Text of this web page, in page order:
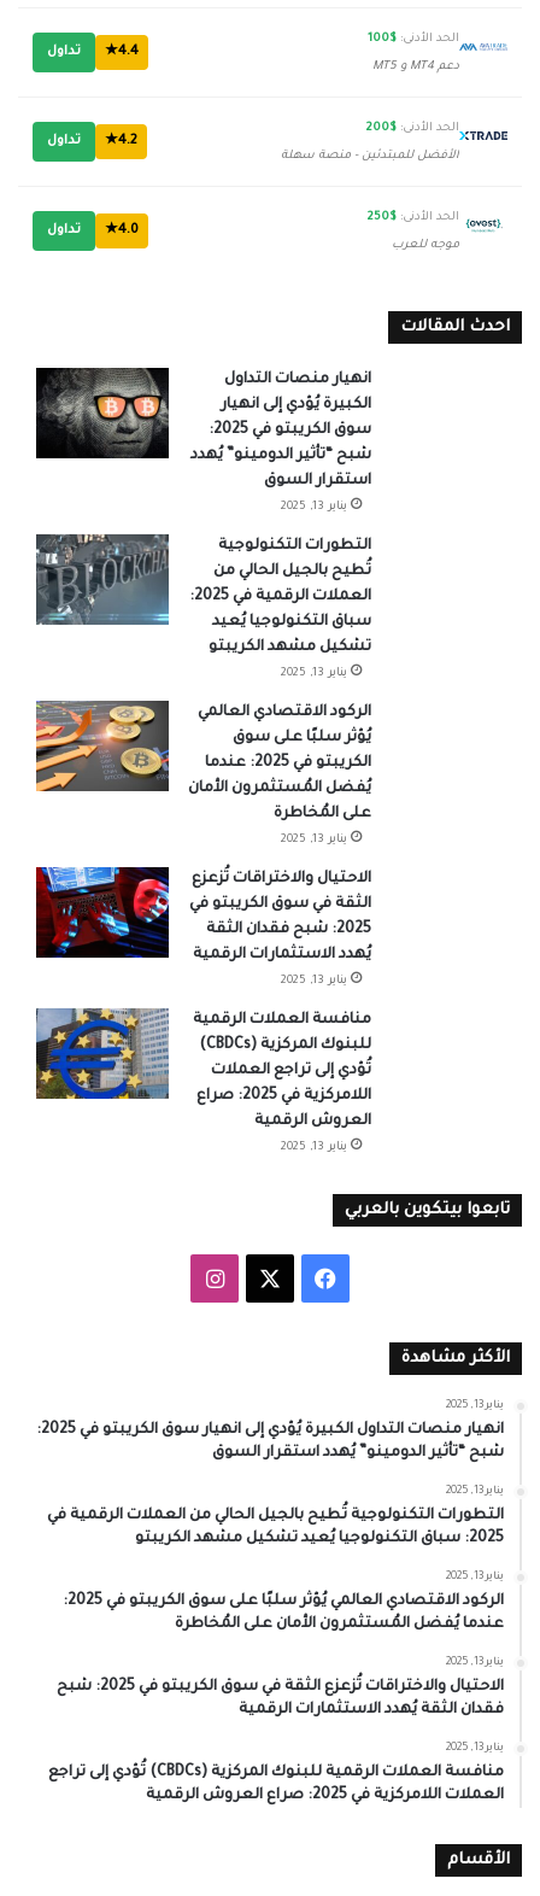
الحد الأدنى: $100
دعم MT4 و MT5
4.4★ تداول
الحد الأدنى: $200
الأفضل للمبتدئين - منصة سهلة
4.2★ تداول
الحد الأدنى: $250
موجه للعرب
4.0★ تداول
احدث المقالات
انهيار منصات التداول
الكبيرة يُؤدي إلى انهيار
سوق الكريبتو في 2025:
شبح “تأثير الدومينو” يُهدد
استقرار السوق
يناير 13, 2025
التطورات التكنولوجية
تُطيح بالجيل الحالي من
العملات الرقمية في 2025:
سباق التكنولوجيا يُعيد
تشكيل مشهد الكريبتو
يناير 13, 2025
الركود الاقتصادي العالمي
يُؤثر سلبًا على سوق
الكريبتو في 2025: عندما
يُفضل المُستثمرون الأمان
على المُخاطرة
يناير 13, 2025
الاحتيال والاختراقات تُزعزع
الثقة في سوق الكريبتو في
2025: شبح فقدان الثقة
يُهدد الاستثمارات الرقمية
يناير 13, 2025
منافسة العملات الرقمية
للبنوك المركزية (CBDCs)
تُؤدي إلى تراجع العملات
اللامركزية في 2025: صراع
العروش الرقمية
يناير 13, 2025
تابعوا بيتكوين بالعربي
فيسبوك انستقرام
الأكثر مشاهدة
يناير 13, 2025
انهيار منصات التداول الكبيرة يُؤدي إلى انهيار سوق الكريبتو في 2025:
شبح “تأثير الدومينو” يُهدد استقرار السوق
يناير 13, 2025
التطورات التكنولوجية تُطيح بالجيل الحالي من العملات الرقمية في
2025: سباق التكنولوجيا يُعيد تشكيل مشهد الكريبتو
يناير 13, 2025
الركود الاقتصادي العالمي يُؤثر سلبًا على سوق الكريبتو في 2025:
عندما يُفضل المُستثمرون الأمان على المُخاطرة
يناير 13, 2025
الاحتيال والاختراقات تُزعزع الثقة في سوق الكريبتو في 2025: شبح
فقدان الثقة يُهدد الاستثمارات الرقمية
يناير 13, 2025
منافسة العملات الرقمية للبنوك المركزية (CBDCs) تُؤدي إلى تراجع
العملات اللامركزية في 2025: صراع العروش الرقمية
الأقسام